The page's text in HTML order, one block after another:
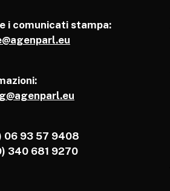
i comunicati stampa:
06 93 57 9408
340 681 9270